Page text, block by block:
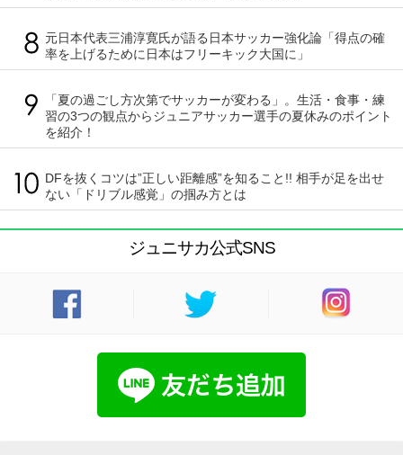
元日本代表三浦淳寛氏が語る日本サッカー強化論「得点の確
率を上げるために日本はフリーキック大国に」
「夏の過ごし方次第でサッカーが変わる」。生活・食事・練
習の3つの観点からジュニアサッカー選手の夏休みのポイント
を紹介！
DFを抜くコツは”正しい距離感”を知ること!! 相手が足を出せ
ない「ドリブル感覚」の掴み方とは
ジュニサカ公式SNS